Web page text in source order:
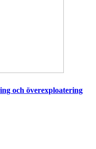
och överexploatering